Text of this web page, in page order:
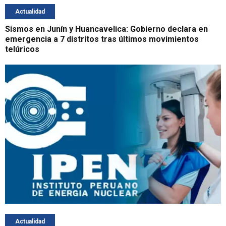
Actualidad
Sismos en Junín y Huancavelica: Gobierno declara en
emergencia a 7 distritos tras últimos movimientos
telúricos
Actualidad